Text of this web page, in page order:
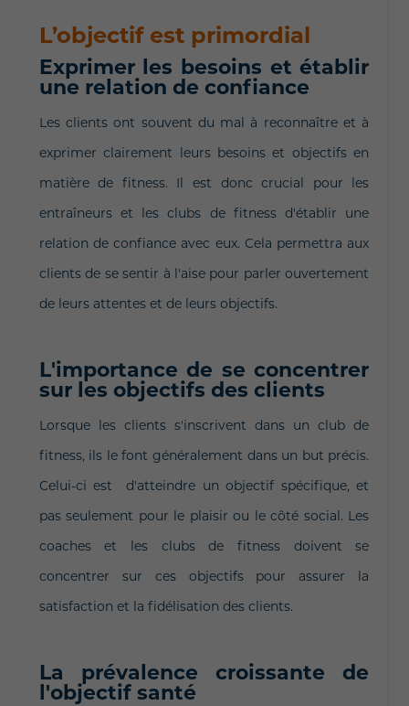
L’objectif est primordial
Exprimer les besoins et établir
une relation de confiance
Les clients ont souvent du mal à reconnaître et à
exprimer clairement leurs besoins et objectifs en
matière de fitness. Il est donc crucial pour les
entraîneurs et les clubs de fitness d'établir une
relation de confiance avec eux. Cela permettra aux
clients de se sentir à l'aise pour parler ouvertement
de leurs attentes et de leurs objectifs.
L'importance de se concentrer
sur les objectifs des clients
Lorsque les clients s'inscrivent dans un club de
fitness, ils le font généralement dans un but précis.
Celui-ci est d'atteindre un objectif spécifique, et
pas seulement pour le plaisir ou le côté social. Les
coaches et les clubs de fitness doivent se
concentrer sur ces objectifs pour assurer la
satisfaction et la fidélisation des clients.
La prévalence croissante de
l'objectif santé